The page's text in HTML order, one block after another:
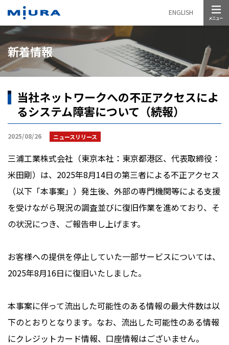
ENGLISH
新着情報
当社ネットワークへの不正アクセスによ
るシステム障害について（続報）
2025/08/26 ニュースリリース
三浦工業株式会社（東京本社：東京都港区、代表取締役：
米田剛）は、2025年8月14日の第三者による不正アクセス
（以下「本事案」）発生後、外部の専門機関等による支援
を受けながら現況の調査並びに復旧作業を進めており、そ
の状況につき、ご報告申し上げます。
お客様への提供を停止していた一部サービスについては、
2025年8月16日に復旧いたしました。
本事案に伴って流出した可能性のある情報の最大件数は以
下のとおりとなります。なお、流出した可能性のある情報
にクレジットカード情報、口座情報はございません。